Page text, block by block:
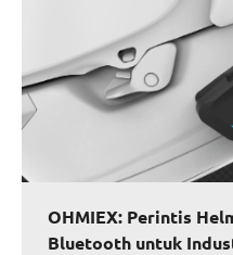
OHMIEX: Perintis
Bluetooth untuk